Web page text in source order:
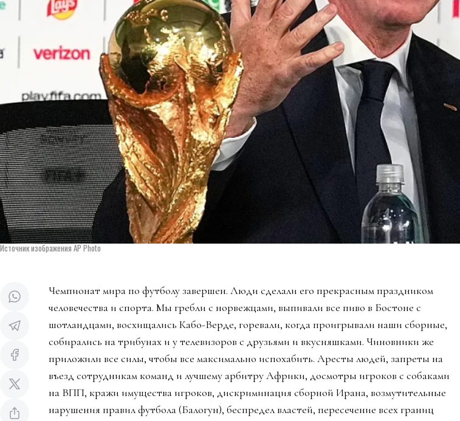
Источник изображения AP Photo
Чемпионат мира по футболу завершен. Люди сделали его прекрасным праздником
человечества и спорта. Мы гребли с норвежцами, выпивали все пиво в Бостоне с
шотландцами, восхищались Кабо-Верде, горевали, когда проигрывали наши сборные,
собирались на трибунах и у телевизоров с друзьями и вкусняшками. Чиновники же
приложили все силы, чтобы все максимально испохабить. Аресты людей, запреты на
въезд сотрудникам команд и лучшему арбитру Африки, досмотры игроков с собаками
на ВПП, кражи имущества игроков, дискриминация сборной Ирана, возмутительные
нарушения правил футбола (Балогун), беспредел властей, пересечение всех границ